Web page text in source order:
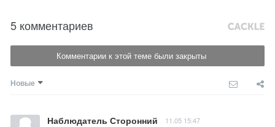
5 комментариев
Комментарии к этой теме были закрыты
Новые
Наблюдатель Сторонний 11.05 15:47